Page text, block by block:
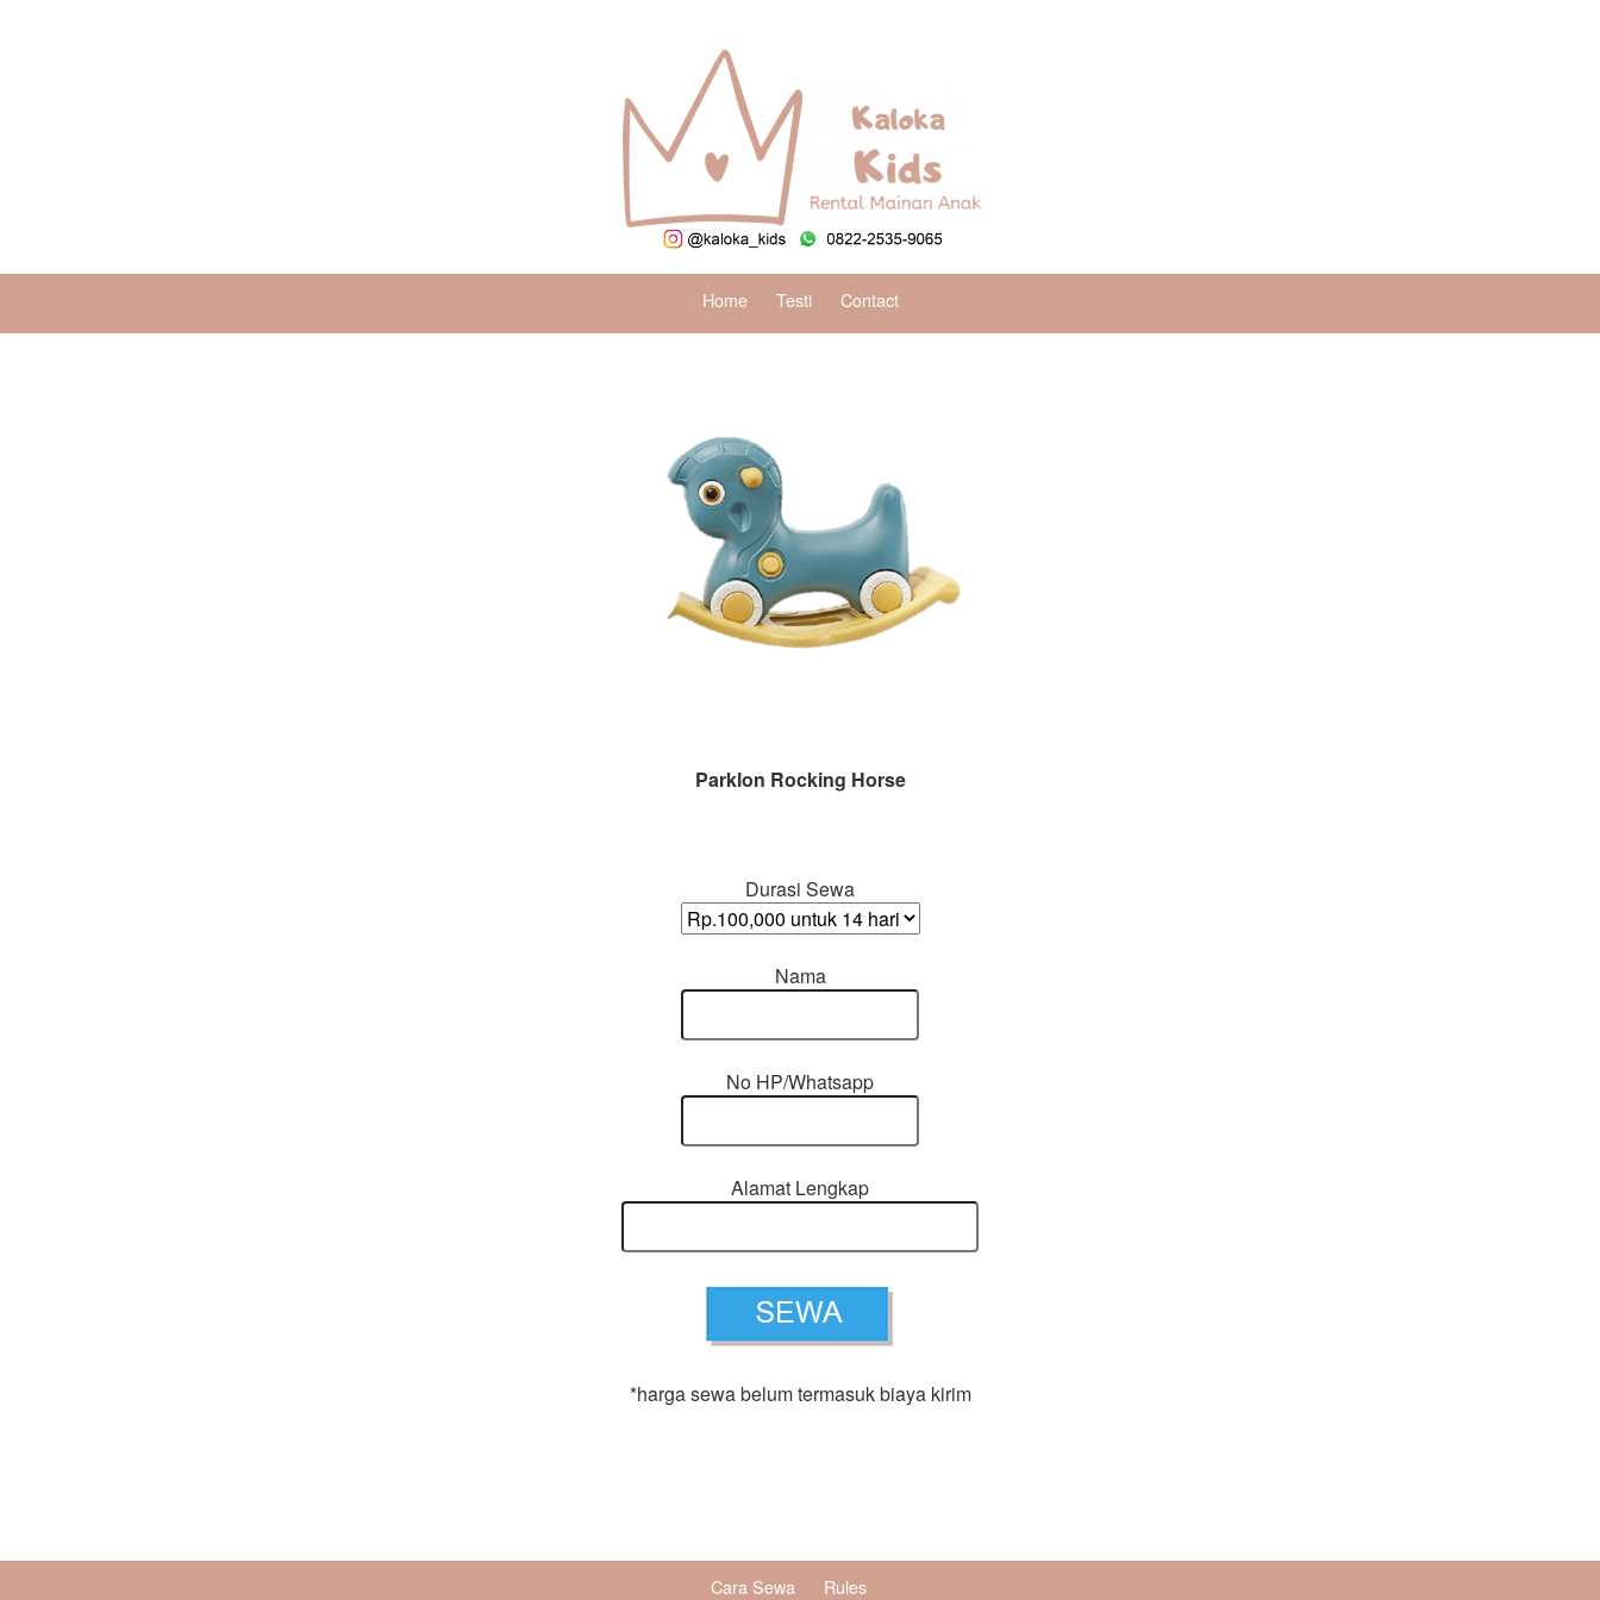
Home Testi Contact
Parklon Rocking Horse
Durasi Sewa
Nama
No HP/Whatsapp
Alamat Lengkap
*harga sewa belum termasuk biaya kirim
Cara Sewa Rules